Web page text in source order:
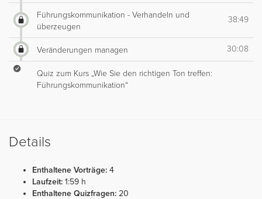
Führungskommunikation - Verhandeln und
überzeugen
38:49
Veränderungen managen 30:08
Quiz zum Kurs „Wie Sie den richtigen Ton treffen:
Führungskommunikation“
Details
Enthaltene Vorträge: 4
Laufzeit: 1:59 h
Enthaltene Quizfragen: 20